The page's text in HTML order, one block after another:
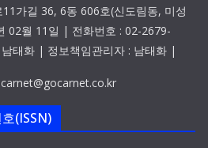
가길 36, 6동 606호(신도림동, 미성
02월 11일 | 전화번호 : 02-2679-
태화 | 정보책임관리자 : 남태화 |
(ISSN)